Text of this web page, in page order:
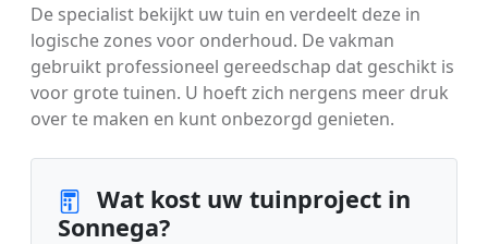
De specialist bekijkt uw tuin en verdeelt deze in
logische zones voor onderhoud. De vakman
gebruikt professioneel gereedschap dat geschikt is
voor grote tuinen. U hoeft zich nergens meer druk
over te maken en kunt onbezorgd genieten.
Wat kost uw tuinproject in
Sonnega?